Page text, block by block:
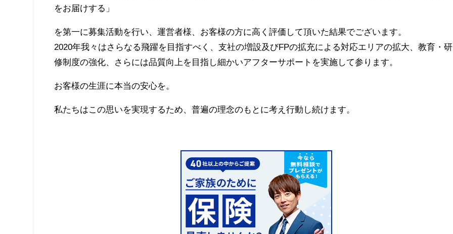
をお届けする」
を第一に募集活動を行い、運営者様、お客様の方に高く評価して頂いた結果でございます。
2020年我々はさらなる飛躍を目指すべく、支社の増設及びFPの拡充による対応エリアの拡大、教育・研
修制度の強化、さらには品質向上を目指し細かいアフターサポートを実施して参ります。
お客様の生涯に本当の安心を。
私たちはこの思いを実現するため、普遍の理念のもとに考え行動し続けます。